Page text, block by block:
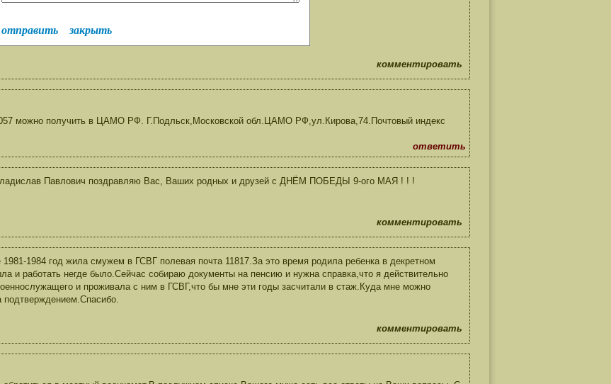
отправить закрыть
белослав пп35057 1968-70 г
комментировать
можно получить в ЦАМО РФ. Г.Подльск,Московской обл.ЦАМО РФ,ул.Кирова,74.Почтовый индекс
ответить
Павлович поздравляю Вас, Ваших родных и друзей с ДНЁМ ПОБЕДЫ 9-ого МАЯ ! ! !
комментировать
1981-1984 год жила смужем в ГСВГ полевая почта 11817.За это время родила ребенка в декретном
и работать негде было.Сейчас собираю документы на пенсию и нужна справка,что я действительно
и проживала с ним в ГСВГ,что бы мне эти годы засчитали в стаж.Куда мне можно
подтверждением.Спасибо.
комментировать